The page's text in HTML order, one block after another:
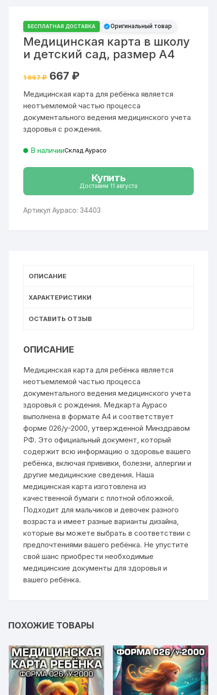
БЕСПЛАТНАЯ ДОСТАВКА Оригинальный товар
Медицинская карта в школу
и детский сад, размер А4
1 667₽ Первоначальная
цена
1
667 ₽.
667 ₽Текущая
Медицинская карта для ребёнка является
неотъемлемой частью процесса
документального ведения медицинского учета
здоровья с рождения.
В наличииСклад Аурасо
Купить
Доставим 11 августа
Артикул Аурасо: 34403
ОПИСАНИЕ
ХАРАКТЕРИСТИКИ
ОСТАВИТЬ ОТЗЫВ
ОПИСАНИЕ
Медицинская карта для ребёнка является
неотъемлемой частью процесса
документального ведения медицинского учета
здоровья с рождения. Медкарта Аурасо
выполнена в формате А4 и соответствует
форме 026/у-2000, утвержденной Минздравом
РФ. Это официальный документ, который
содержит всю информацию о здоровье вашего
ребёнка, включая прививки, болезни, аллергии и
другие медицинские сведения. Наша
медицинская карта изготовлена из
качественной бумаги с плотной обложкой.
Подходит для мальчиков и девочек разного
возраста и имеет разные варианты дизайна,
которые вы можете выбрать в соответствии с
предпочтениями вашего ребёнка. Не упустите
свой шанс приобрести необходимые
медицинские документы для здоровья и
вашего ребёнка.
ПОХОЖИЕ ТОВАРЫ